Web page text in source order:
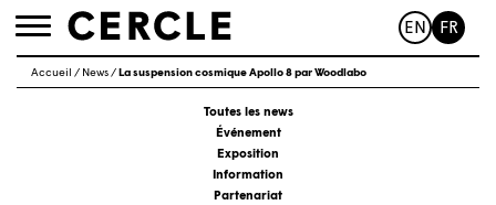
Toggle
EN FR
Accueil / News/ La suspension cosmique Apollo 8 par Woodlabo
Toutes les news
Événement
Exposition
Information
Partenariat